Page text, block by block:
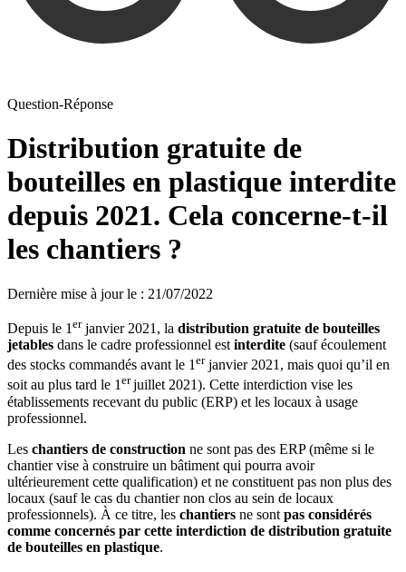
Question-Réponse
Distribution gratuite de
bouteilles en plastique interdite
depuis 2021. Cela concerne-t-il
les chantiers ?
Dernière mise à jour le : 21/07/2022
Depuis le 1 erjanvier 2021, la distribution gratuite de bouteilles
jetables dans le cadre professionnel est interdite (sauf écoulement
des stocks commandés avant le 1 erjanvier 2021, mais quoi qu’il en
soit au plus tard le 1erjuillet 2021). Cette interdiction vise les
établissements recevant du public (ERP) et les locaux à usage
professionnel.
Les chantiers de construction ne sont pas des ERP (même si le
chantier vise à construire un bâtiment qui pourra avoir
ultérieurement cette qualification) et ne constituent pas non plus des
locaux (sauf le cas du chantier non clos au sein de locaux
professionnels). À ce titre, les chantiers ne sont pas considérés
comme concernés par cette interdiction de distribution gratuite
de bouteilles en plastique.